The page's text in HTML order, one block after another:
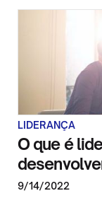
LIDERANÇA
O que é
9/14/2022